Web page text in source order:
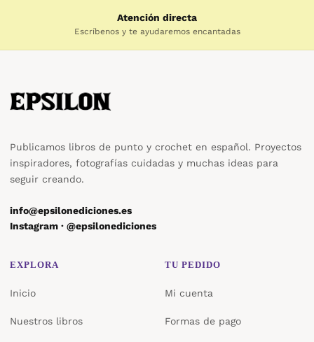
Atención directa
Escríbenos y te ayudaremos encantadas
Publicamos libros de punto y crochet en español. Proyectos
inspiradores, fotografías cuidadas y muchas ideas para
seguir creando.
info@epsilonediciones.es
Instagram · @epsilonediciones
EXPLORA
Inicio
Nuestros libros
TU PEDIDO
Mi cuenta
Formas de pago